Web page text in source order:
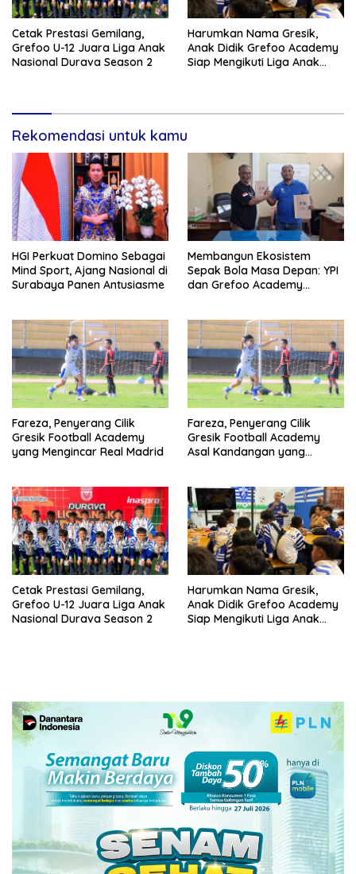
Cetak Prestasi Gemilang,
Grefoo U-12 Juara Liga Anak
Nasional Durava Season 2
Harumkan Nama Gresik,
Anak Didik Grefoo Academy
Siap Mengikuti Liga Anak
Rekomendasi untuk kamu
HGI Perkuat Domino Sebagai
Mind Sport, Ajang Nasional di
Surabaya Panen Antusiasme
Membangun Ekosistem
Sepak Bola Masa Depan: YPI
dan Grefoo Academy
Fareza, Penyerang Cilik
Gresik Football Academy
yang Mengincar Real Madrid
Fareza, Penyerang Cilik
Gresik Football Academy
Asal Kandangan yang
Cetak Prestasi Gemilang,
Grefoo U-12 Juara Liga Anak
Nasional Durava Season 2
Harumkan Nama Gresik,
Anak Didik Grefoo Academy
Siap Mengikuti Liga Anak